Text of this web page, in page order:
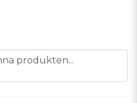
produkten...